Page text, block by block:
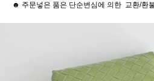
☻ 주문넣은 품은 단순변심에 의한 교환/환